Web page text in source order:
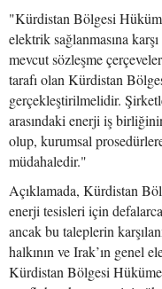
"Kürdistan Bölgesi
elektrik sağlanmasına
mevcut sözleşme
tarafı olan Kürdistan
gerçekleştirilmelidir.
arasındaki enerji iş
olup, kurumsal
müdahaledir."
Açıklamada, Kürdistan
enerji tesisleri için
ancak bu taleplerin
halkının ve Irak’ın genel
Kürdistan Bölgesi